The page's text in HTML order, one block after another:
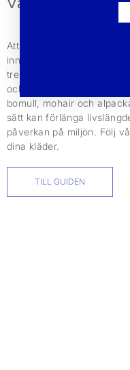
Att kläder kan leva länge
innebär det att vi
trender. Det innebär
och är tillverkade i
bomull, mohair och
sätt kan förlänga
påverkan på miljön. Följ
dina kläder.
TILL GUIDEN